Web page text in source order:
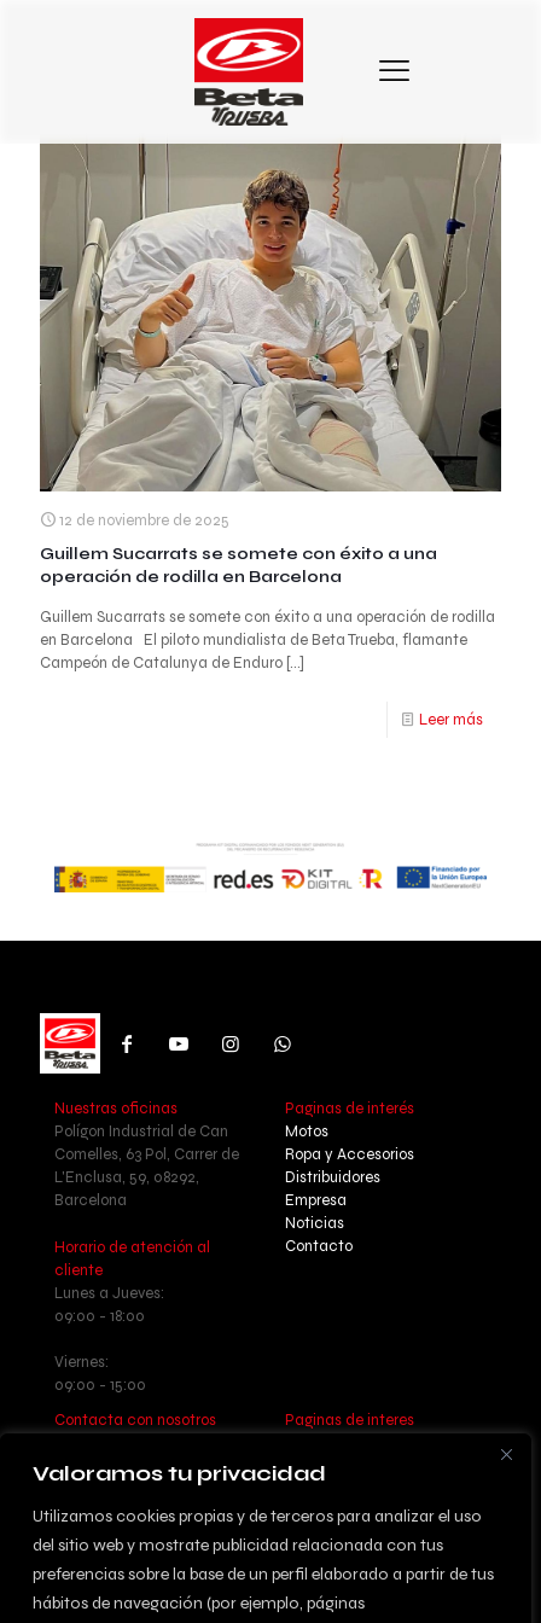
Valoramos tu privacidad
Utilizamos cookies propias y de terceros para analizar el uso
del sitio web y mostrate publicidad relacionada con tus
preferencias sobre la base de un perfil elaborado a partir de tus
hábitos de navegación (por ejemplo, páginas
Etiquetas Autores Mostrar todo
12 de noviembre de 2025
Guillem Sucarrats se somete con éxito a una
operación de rodilla en Barcelona
Guillem Sucarrats se somete con éxito a una operación de rodilla
en Barcelona El piloto mundialista de Beta Trueba, flamante
Campeón de Catalunya de Enduro […]
Leer más
Nuestras oficinas
Polígon Industrial de Can
Comelles, 63 Pol, Carrer de
L'Enclusa, 59, 08292,
Barcelona
Horario de atención al
cliente
Lunes a Jueves:
09:00 - 18:00
Viernes:
09:00 - 15:00
Paginas de interés
Motos
Ropa y Accesorios
Distribuidores
Empresa
Noticias
Contacto
Contacta con nosotros
Escribenos:
info@betatrueba.com
Paginas de interes
privacidad
Sitemap